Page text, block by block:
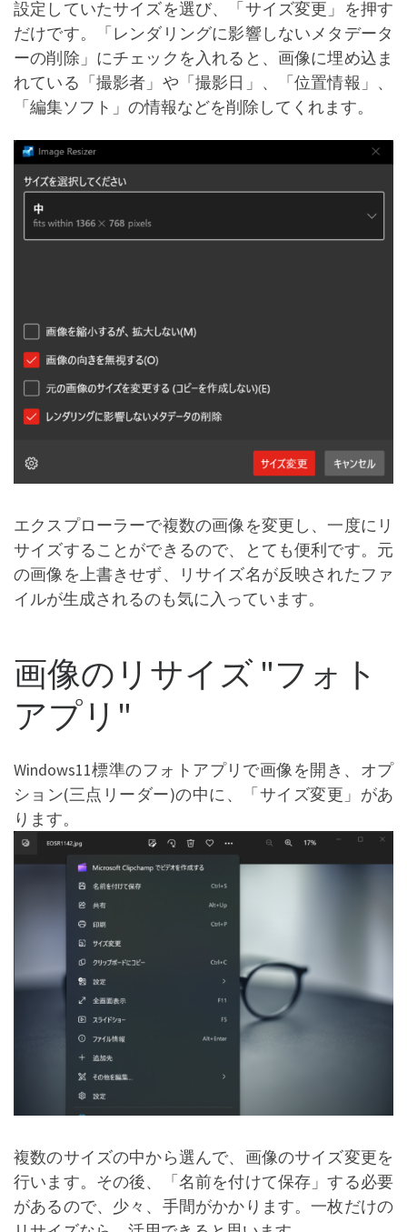
設定していたサイズを選び、「サイズ変更」を押す
だけです。「レンダリングに影響しないメタデータ
ーの削除」にチェックを入れると、画像に埋め込ま
れている「撮影者」や「撮影日」、「位置情報」、
「編集ソフト」の情報などを削除してくれます。
エクスプローラーで複数の画像を変更し、一度にリ
サイズすることができるので、とても便利です。元
の画像を上書きせず、リサイズ名が反映されたファ
イルが生成されるのも気に入っています。
画像のリサイズ "フォト
アプリ"
Windows11標準のフォトアプリで画像を開き、オプ
ション(三点リーダー)の中に、「サイズ変更」があ
ります。
複数のサイズの中から選んで、画像のサイズ変更を
行います。その後、「名前を付けて保存」する必要
があるので、少々、手間がかかります。一枚だけの